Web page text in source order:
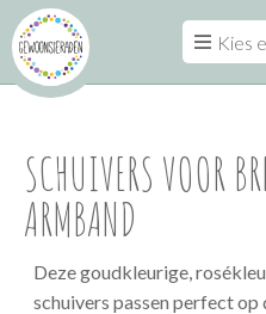
Kies
SCHUIVERS VOOR
ARMBAND
Deze goudkleurige,
schuivers passen perfect op